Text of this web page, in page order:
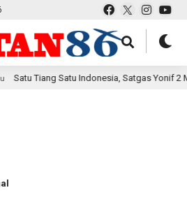
Satu Indonesia, Satgas Yonif 2 Marinir